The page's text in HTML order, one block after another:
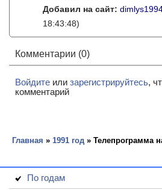
Добавил на сайт:
18:43:48)
Комментарии (0)
Войдите или зарегистрируйтесь,
комментарий
Главная » 1991 год » Телепрограмма
По годам